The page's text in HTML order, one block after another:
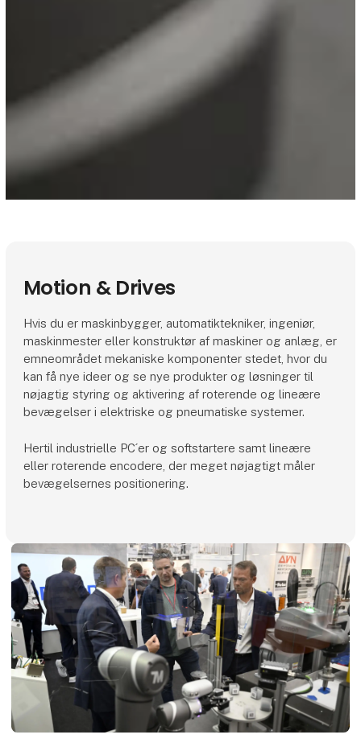
Motion & Drives
Hvis du er maskinbygger, automatiktekniker, ingeniør,
maskinmester eller konstruktør af maskiner og anlæg, er
emneområdet mekaniske komponenter stedet, hvor du
kan få nye ideer og se nye produkter og løsninger til
nøjagtig styring og aktivering af roterende og lineære
bevægelser i elektriske og pneumatiske systemer.
Hertil industrielle PC´er og softstartere samt lineære
eller roterende encodere, der meget nøjagtigt måler
bevægelsernes positionering.